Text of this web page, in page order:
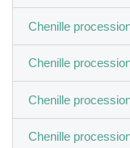
Chenille
Chenille
Chenille
Chenille